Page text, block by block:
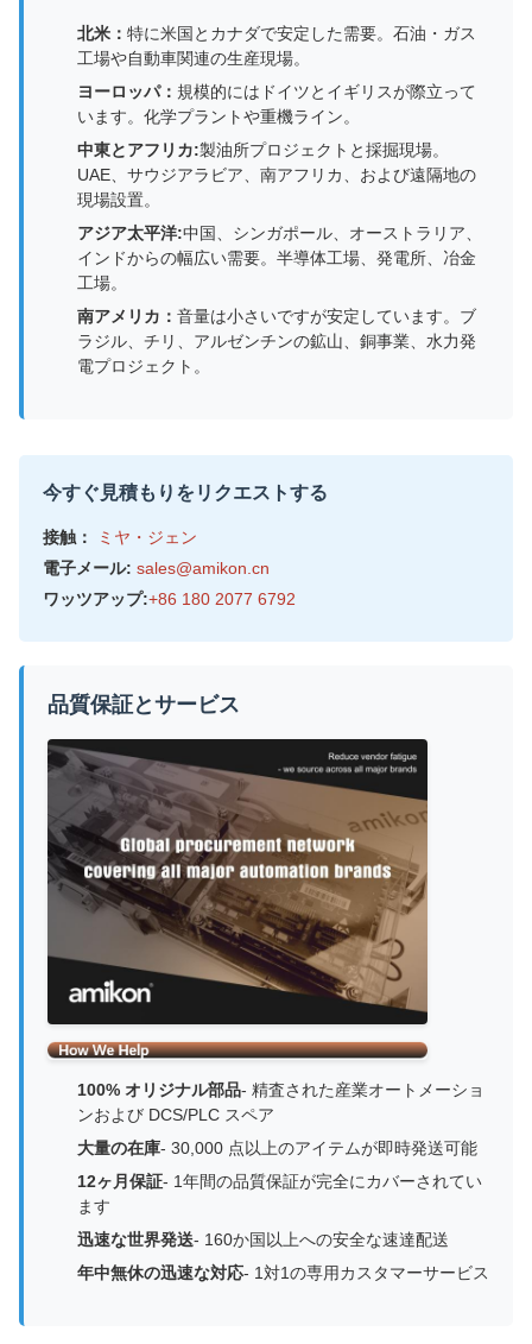
北米： 特に米国とカナダで安定した需要。石油・ガス
工場や自動車関連の生産現場。
ヨーロッパ： 規模的にはドイツとイギリスが際立って
います。化学プラントや重機ライン。
中東とアフリカ:製油所プロジェクトと採掘現場。
UAE、サウジアラビア、南アフリカ、および遠隔地の
現場設置。
アジア太平洋:中国、シンガポール、オーストラリア、
インドからの幅広い需要。半導体工場、発電所、冶金
工場。
南アメリカ： 音量は小さいですが安定しています。ブ
ラジル、チリ、アルゼンチンの鉱山、銅事業、水力発
電プロジェクト。
今すぐ見積もりをリクエストする
接触：
ミヤ・ジェン
電子メール: sales@amikon.cn
ワッツアップ:+86 180 2077 6792
品質保証とサービス
100% オリジナル部品- 精査された産業オートメーショ
ンおよび DCS/PLC スペア
大量の在庫- 30,000 点以上のアイテムが即時発送可能
12ヶ月保証- 1年間の品質保証が完全にカバーされてい
ます
迅速な世界発送- 160か国以上への安全な速達配送
年中無休の迅速な対応- 1対1の専用カスタマーサービス